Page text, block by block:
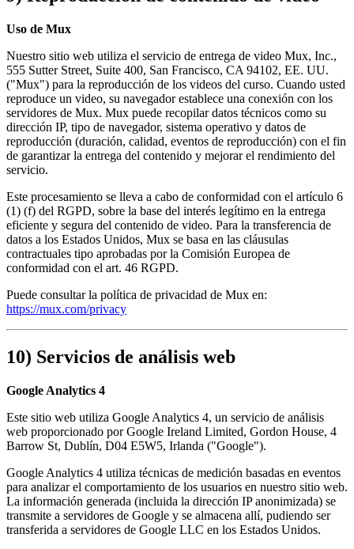
Uso de Mux
Nuestro sitio web utiliza el servicio de entrega de video Mux, Inc.,
555 Sutter Street, Suite 400, San Francisco, CA 94102, EE. UU.
("Mux") para la reproducción de los videos del curso. Cuando usted
reproduce un video, su navegador establece una conexión con los
servidores de Mux. Mux puede recopilar datos técnicos como su
dirección IP, tipo de navegador, sistema operativo y datos de
reproducción (duración, calidad, eventos de reproducción) con el fin
de garantizar la entrega del contenido y mejorar el rendimiento del
servicio.
Este procesamiento se lleva a cabo de conformidad con el artículo 6
(1) (f) del RGPD, sobre la base del interés legítimo en la entrega
eficiente y segura del contenido de video. Para la transferencia de
datos a los Estados Unidos, Mux se basa en las cláusulas
contractuales tipo aprobadas por la Comisión Europea de
conformidad con el art. 46 RGPD.
Puede consultar la política de privacidad de Mux en:
https://mux.com/privacy
10) Servicios de análisis web
Google Analytics 4
Este sitio web utiliza Google Analytics 4, un servicio de análisis
web proporcionado por Google Ireland Limited, Gordon House, 4
Barrow St, Dublín, D04 E5W5, Irlanda ("Google").
Google Analytics 4 utiliza técnicas de medición basadas en eventos
para analizar el comportamiento de los usuarios en nuestro sitio web.
La información generada (incluida la dirección IP anonimizada) se
transmite a servidores de Google y se almacena allí, pudiendo ser
transferida a servidores de Google LLC en los Estados Unidos.